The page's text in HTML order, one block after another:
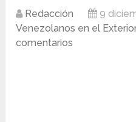
Redacción
9
Venezolanos en el
comentarios